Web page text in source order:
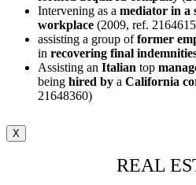
Intervening as a mediator in a
workplace (2009, ref.
assisting a group offormer
in recovering final
Assisting an Italian top
being hired by a California
21648360)
X
REAL